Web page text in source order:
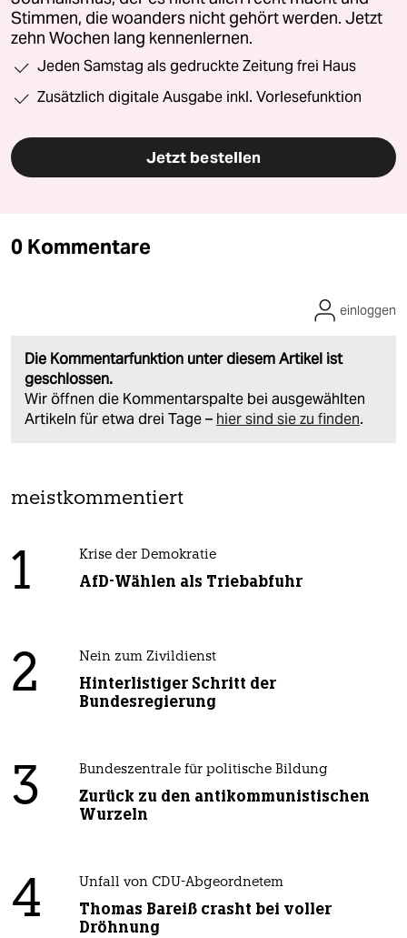
Stimmen, die woanders nicht gehört werden. Jetzt
zehn Wochen lang kennenlernen.
Jeden Samstag als gedruckte Zeitung frei Haus
Zusätzlich digitale Ausgabe inkl. Vorlesefunktion
Jetzt bestellen
0 Kommentare
Die Kommentarfunktion unter diesem Artikel ist
geschlossen.
Wir öffnen die Kommentarspalte bei ausgewählten
Artikeln für etwa drei Tage – hier sind sie zu finden.
einloggen
meistkommentiert
1 Krise der Demokratie
AfD-Wählen als Triebabfuhr
2 Nein zum Zivildienst
Hinterlistiger Schritt der
Bundesregierung
3 Bundeszentrale für politische Bildung
Zurück zu den antikommunistischen
Wurzeln
4 Unfall von CDU-Abgeordnetem
Thomas Bareiß crasht bei voller
Dröhnung